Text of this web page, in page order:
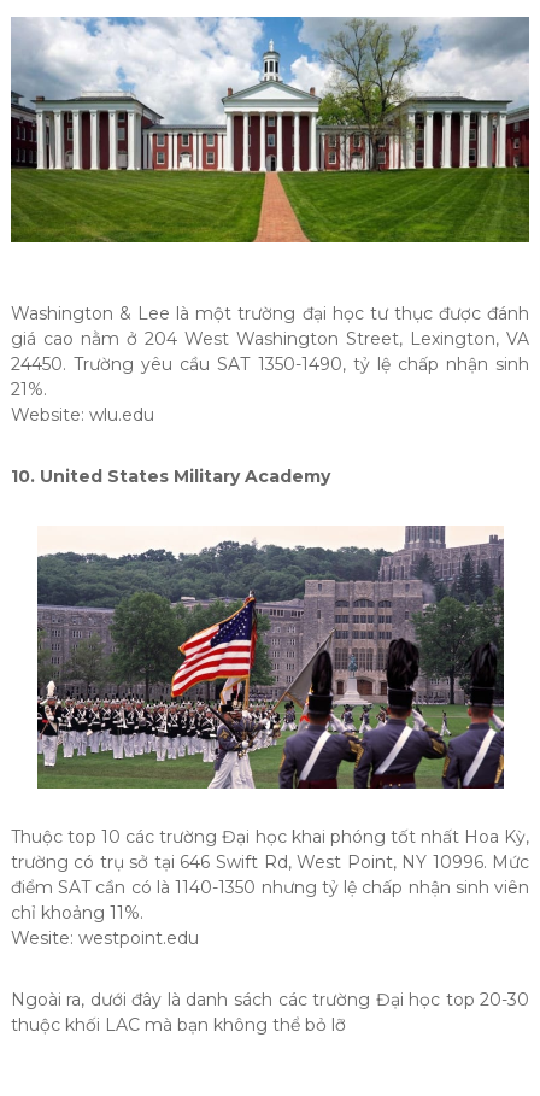
Washington & Lee là một trường đại học tư thục được đánh
giá cao nằm ở 204 West Washington Street, Lexington, VA
24450. Trường yêu cầu SAT 1350-1490, tỷ lệ chấp nhận sinh
21%.
Website: wlu.edu
10. United States Military Academy
Thuộc top 10 các trường Đại học khai phóng tốt nhất Hoa Kỳ,
trường có trụ sở tại 646 Swift Rd, West Point, NY 10996. Mức
điểm SAT cần có là 1140-1350 nhưng tỷ lệ chấp nhận sinh viên
chỉ khoảng 11%.
Wesite: westpoint.edu
Ngoài ra, dưới đây là danh sách các trường Đại học top 20-30
thuộc khối LAC mà bạn không thể bỏ lỡ